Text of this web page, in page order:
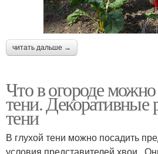
читать дальше →
Что в огороде
тени. Декоративные
тени
В глухой тени можно посадить
условия представителей хвои .